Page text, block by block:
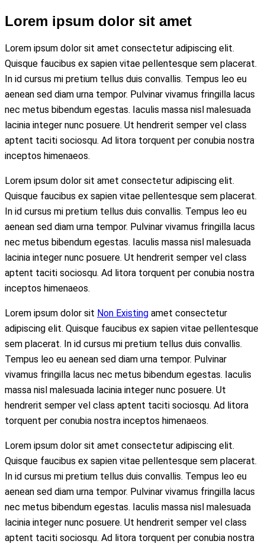
Lorem ipsum dolor sit amet
Lorem ipsum dolor sit amet consectetur adipiscing elit.
Quisque faucibus ex sapien vitae pellentesque sem placerat.
In id cursus mi pretium tellus duis convallis. Tempus leo eu
aenean sed diam urna tempor. Pulvinar vivamus fringilla lacus
nec metus bibendum egestas. Iaculis massa nisl malesuada
lacinia integer nunc posuere. Ut hendrerit semper vel class
aptent taciti sociosqu. Ad litora torquent per conubia nostra
inceptos himenaeos.
Lorem ipsum dolor sit amet consectetur adipiscing elit.
Quisque faucibus ex sapien vitae pellentesque sem placerat.
In id cursus mi pretium tellus duis convallis. Tempus leo eu
aenean sed diam urna tempor. Pulvinar vivamus fringilla lacus
nec metus bibendum egestas. Iaculis massa nisl malesuada
lacinia integer nunc posuere. Ut hendrerit semper vel class
aptent taciti sociosqu. Ad litora torquent per conubia nostra
inceptos himenaeos.
Lorem ipsum dolor sit Non Existing amet consectetur
adipiscing elit. Quisque faucibus ex sapien vitae pellentesque
sem placerat. In id cursus mi pretium tellus duis convallis.
Tempus leo eu aenean sed diam urna tempor. Pulvinar
vivamus fringilla lacus nec metus bibendum egestas. Iaculis
massa nisl malesuada lacinia integer nunc posuere. Ut
hendrerit semper vel class aptent taciti sociosqu. Ad litora
torquent per conubia nostra inceptos himenaeos.
Lorem ipsum dolor sit amet consectetur adipiscing elit.
Quisque faucibus ex sapien vitae pellentesque sem placerat.
In id cursus mi pretium tellus duis convallis. Tempus leo eu
aenean sed diam urna tempor. Pulvinar vivamus fringilla lacus
nec metus bibendum egestas. Iaculis massa nisl malesuada
lacinia integer nunc posuere. Ut hendrerit semper vel class
aptent taciti sociosqu. Ad litora torquent per conubia nostra